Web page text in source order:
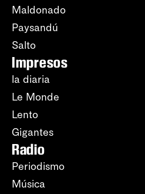
Maldonado
Paysandú
Salto
Impresos
la diaria
Le Monde
Lento
Gigantes
Radio
Periodismo
Música